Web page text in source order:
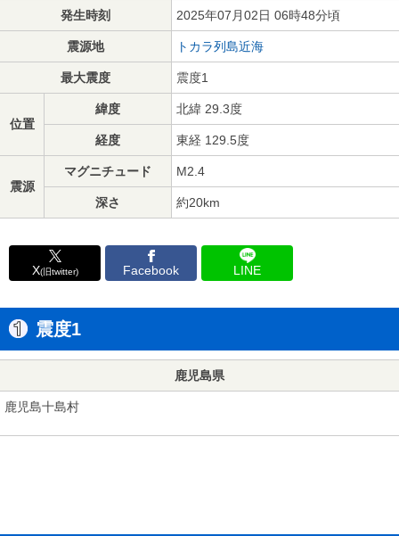
発生時刻 2025年07月02日 06時48分頃
震源地 トカラ列島近海
最大震度 震度1
位置
緯度 北緯 29.3度
経度 東経 129.5度
震源
マグニチュード M2.4
深さ 約20km
X(旧twitter) Facebook LINE
震度1
鹿児島県
鹿児島十島村